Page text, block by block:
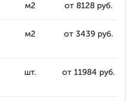
м2 от 8128 руб.
м2 от 3439 руб.
шт. от 11984 руб.